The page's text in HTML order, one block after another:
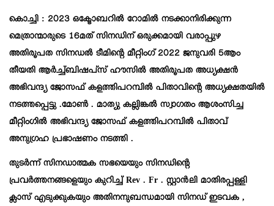
കൊച്ചി : 2023 ഒക്ടോബറിൽ റോമിൽ നടക്കാനിരിക്കുന്ന
മെത്രാന്മാരുടെ 16മത് സിനഡിന് ഒരുക്കമായി വരാപ്പുഴ
അതിരൂപത സിനഡൽ ടീമിന്റെ മീറ്റിംഗ് 2022 ജനുവരി 5ആം
തീയതി ആർച്ച്ബിഷപ്‌സ് ഹൗസില്‍ അതിരൂപത അധ്യക്ഷൻ
അഭിവന്ദ്യ ജോസഫ് കളത്തിപറമ്പിൽ പിതാവിന്റെ അധ്യക്ഷതയിൽ
നടത്തപ്പെട്ടു .മോൺ . മാത്യു കല്ലിങ്കൽ സ്വാഗതം ആശംസിച്ച
മീറ്റിംഗിൽ അഭിവന്ദ്യ ജോസഫ് കളത്തിപറമ്പിൽ പിതാവ്
അനുഗ്രഹ പ്രഭാഷണം നടത്തി .
തുടർന്ന് സിനഡാത്മക സഭയെയും സിനഡിന്റെ
പ്രവർത്തനങ്ങളെയും കുറിച്ച് Rev . Fr . സ്റ്റാൻലി മാതിരപ്പള്ളി
ക്ലാസ് എടുക്കുകയും അതിനനുബന്ധമായി സിനഡ് ഇടവക ,